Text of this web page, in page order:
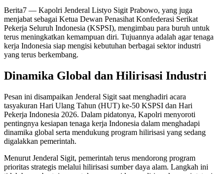
Berita7 — Kapolri Jenderal Listyo Sigit Prabowo, yang juga
menjabat sebagai Ketua Dewan Penasihat Konfederasi Serikat
Pekerja Seluruh Indonesia (KSPSI), mengimbau para buruh untuk
terus meningkatkan kemampuan diri. Tujuannya adalah agar tenaga
kerja Indonesia siap mengisi kebutuhan berbagai sektor industri
yang terus berkembang.
Dinamika Global dan Hilirisasi Industri
Pesan ini disampaikan Jenderal Sigit saat menghadiri acara
tasyakuran Hari Ulang Tahun (HUT) ke-50 KSPSI dan Hari
Pekerja Indonesia 2026. Dalam pidatonya, Kapolri menyoroti
pentingnya kesiapan tenaga kerja Indonesia dalam menghadapi
dinamika global serta mendukung program hilirisasi yang sedang
digalakkan pemerintah.
Menurut Jenderal Sigit, pemerintah terus mendorong program
prioritas strategis melalui hilirisasi sumber daya alam. Langkah ini